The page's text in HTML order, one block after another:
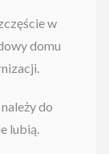
w
domu
do
lubią.